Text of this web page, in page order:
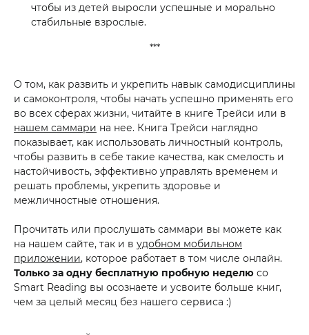
чтобы из детей выросли успешные и морально
стабильные взрослые.
***
O том, как развить и укрепить навык самодисциплины
и самоконтроля, чтобы начать успешно применять его
во всех сферах жизни, читайте в книге Трейси или в
нашем саммари на нее. Книга Трейси наглядно
показывает, как использовать личностный контроль,
чтобы развить в себе такие качества, как смелость и
настойчивость, эффективно управлять временем и
решать проблемы, укрепить здоровье и
межличностные отношения.
Прочитать или прослушать саммари вы можете как
на нашем сайте, так и в удобном мобильном
приложении, которое работает в том числе онлайн.
Только за одну бесплатную пробную неделю со
Smart Reading вы осознаете и усвоите больше книг,
чем за целый месяц без нашего сервиса :)